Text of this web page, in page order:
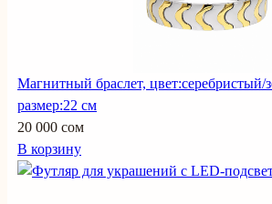
Магнитный браслет, цвет:серебристый/
размер:22 см
20 000 сом
В корзину